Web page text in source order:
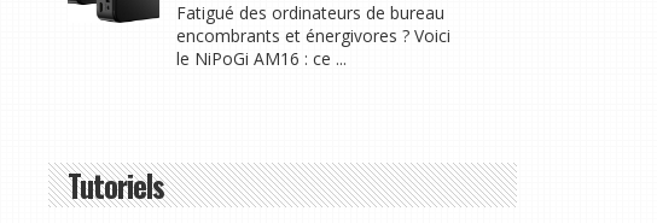
Fatigué des ordinateurs de bureau
encombrants et énergivores ? Voici
le NiPoGi AM16 : ce ...
Tutoriels